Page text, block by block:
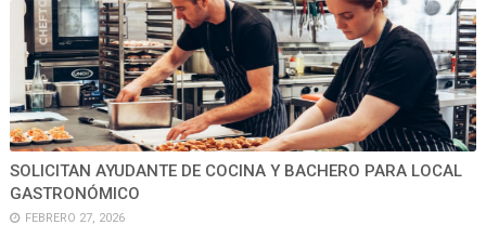
SOLICITAN AYUDANTE DE COCINA Y BACHERO PARA LOCAL
GASTRONÓMICO
FEBRERO 27, 2026